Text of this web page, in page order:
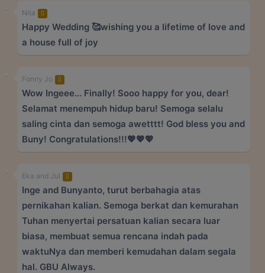
Nita
Happy Wedding 🥰wishing you a lifetime of love and
a house full of joy
Fonny Jo
Wow Ingeee... Finally! Sooo happy for you, dear!
Selamat menempuh hidup baru! Semoga selalu
saling cinta dan semoga awetttt! God bless you and
Buny! Congratulations!!!💖💖💖
Eka and Jul
Inge and Bunyanto, turut berbahagia atas
pernikahan kalian. Semoga berkat dan kemurahan
Tuhan menyertai persatuan kalian secara luar
biasa, membuat semua rencana indah pada
waktuNya dan memberi kemudahan dalam segala
hal. GBU Always.